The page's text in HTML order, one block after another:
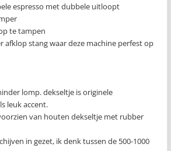
espresso met dubbele uitloopt
te tampen
afklop stang waar deze machine perfest op
lomp. dekseltje is originele
leuk accent.
van houten dekseltje met rubber
in gezet, ik denk tussen de 500-1000